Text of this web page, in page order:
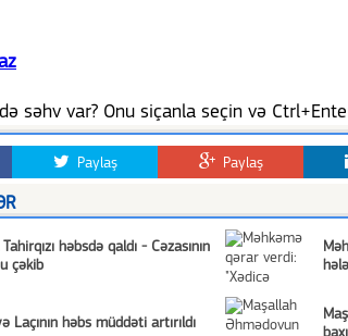
səhv var? Onu siçanla seçin və
Paylaş Paylaş
həbsdə qaldı - Cəzasının
çəkib
Laçının həbs müddəti artırıldı